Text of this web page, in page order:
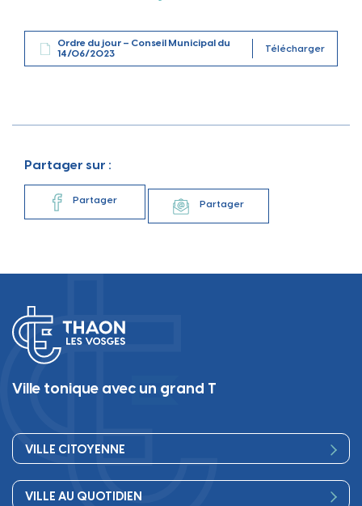
Ordre du jour – Conseil Municipal du
14/06/2023
Télécharger
Partager sur :
Partager Partager
Ville tonique avec un grand T
VILLE CITOYENNE
VILLE AU QUOTIDIEN